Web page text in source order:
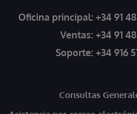
Oficina principal: +34 91
Ventas: +34 91
Soporte: +34 916
Consultas